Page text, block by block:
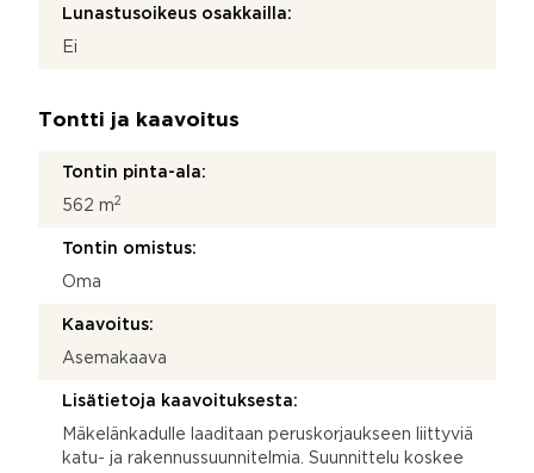
Lunastusoikeus osakkailla:
Ei
Tontti ja kaavoitus
Tontin pinta-ala:
562 m2
Tontin omistus:
Oma
Kaavoitus:
Asemakaava
Lisätietoja kaavoituksesta:
Mäkelänkadulle laaditaan peruskorjaukseen liittyviä
katu- ja rakennussuunnitelmia. Suunnittelu koskee